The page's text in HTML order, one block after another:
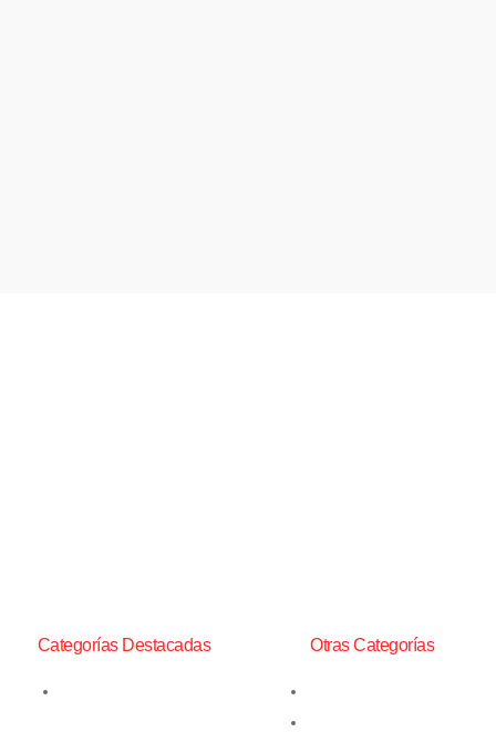
Categorías Destacadas Otras Categorías